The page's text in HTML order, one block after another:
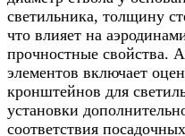
светильника, толщину
что влияет на
прочностные свойства.
элементов включает
кронштейнов для
установки
соответствия